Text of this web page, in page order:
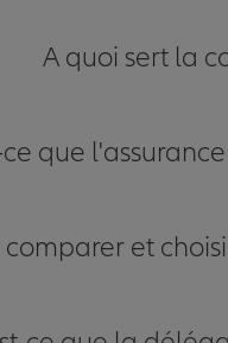
A quoi sert la
que
et